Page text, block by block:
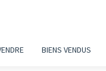
BIENS VENDUS